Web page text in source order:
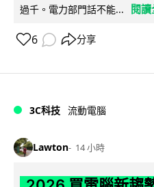
過千。電力部門話不能...
閱
6 分享
3C科技 流動電腦
Lawton 14 小時